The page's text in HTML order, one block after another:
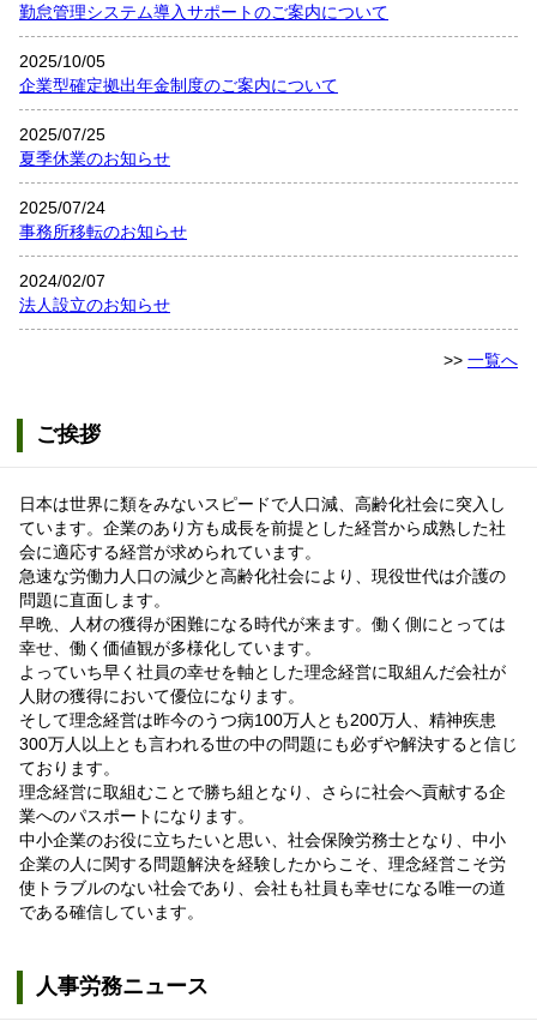
勤怠管理システム導入サポートのご案内について
2025/10/05
企業型確定拠出年金制度のご案内について
2025/07/25
夏季休業のお知らせ
2025/07/24
事務所移転のお知らせ
2024/02/07
法人設立のお知らせ
>> 一覧へ
ご挨拶
日本は世界に類をみないスピードで人口減、高齢化社会に突入し
ています。企業のあり方も成長を前提とした経営から成熟した社
会に適応する経営が求められています。
急速な労働力人口の減少と高齢化社会により、現役世代は介護の
問題に直面します。
早晩、人材の獲得が困難になる時代が来ます。働く側にとっては
幸せ、働く価値観が多様化しています。
よっていち早く社員の幸せを軸とした理念経営に取組んだ会社が
人財の獲得において優位になります。
そして理念経営は昨今のうつ病100万人とも200万人、精神疾患
300万人以上とも言われる世の中の問題にも必ずや解決すると信じ
ております。
理念経営に取組むことで勝ち組となり、さらに社会へ貢献する企
業へのパスポートになります。
中小企業のお役に立ちたいと思い、社会保険労務士となり、中小
企業の人に関する問題解決を経験したからこそ、理念経営こそ労
使トラブルのない社会であり、会社も社員も幸せになる唯一の道
である確信しています。
人事労務ニュース